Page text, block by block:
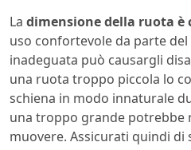
La dimensione della ruota è
uso confortevole da parte
inadeguata può causargli
una ruota troppo piccola lo
schiena in modo innaturale
una troppo grande potrebbe
muovere. Assicurati quindi di